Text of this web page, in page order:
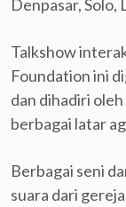
Denpasar, Solo,
Talkshow
Foundation ini
dan dihadiri
berbagai latar
Berbagai seni
suara dari